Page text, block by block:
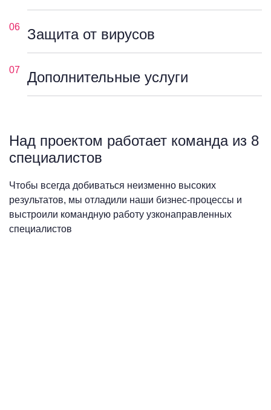
06 Защита от вирусов
07 Дополнительные услуги
Над проектом работает команда из 8
специалистов
Чтобы всегда добиваться неизменно высоких
результатов, мы отладили наши бизнес-процессы и
выстроили командную работу узконаправленных
специалистов